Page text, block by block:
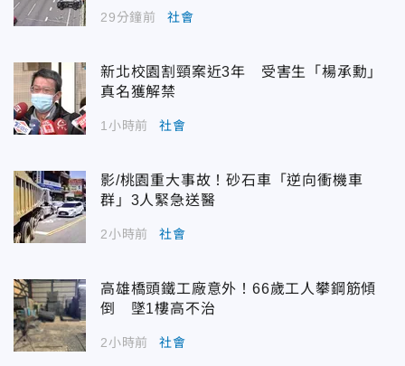
29分鐘前 社會
新北校園割頸案近3年 受害生「楊承勳」
真名獲解禁
1小時前 社會
影/桃園重大事故！砂石車「逆向衝機車
群」3人緊急送醫
2小時前 社會
高雄橋頭鐵工廠意外！66歲工人攀鋼筋傾
倒 墜1樓高不治
2小時前 社會